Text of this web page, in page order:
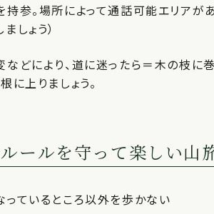
参。場所によって通話可能エリアが
しょう）
どにより、道に迷ったら＝木の枝に
に上りましょう。
ールを守って楽しい山
っているところ以外を歩かない